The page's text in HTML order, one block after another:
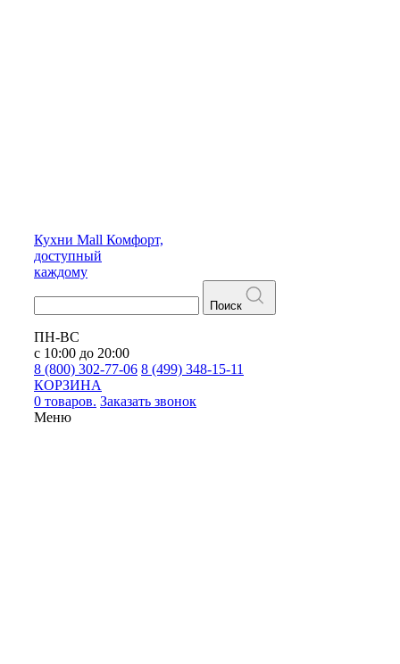
Кухни Mall Комфорт,
доступный
каждому
Поиск
ПН-ВС
с 10:00 до 20:00
8 (800) 302-77-06 8 (499) 348-15-11
КОРЗИНА
0 товаров. Заказать звонок
Меню